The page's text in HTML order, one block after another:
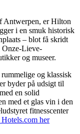
Antwerpen, er Hilton
i en smuk historisk
– blot få skridt
Onze-Lieve-
og museer.
og klassisk
byder på udsigt til
en solid
med et glas vin i den
fitnesscenter
her